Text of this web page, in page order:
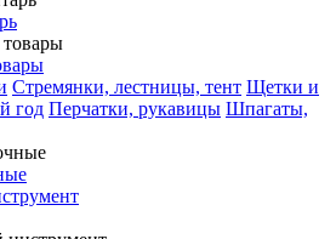
Стремянки, лестницы, тент Щетки и
год Перчатки, рукавицы Шпагаты,